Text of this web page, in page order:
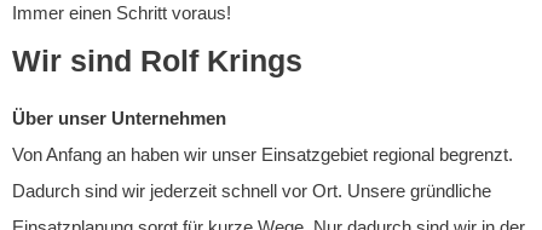
Immer einen Schritt voraus!
Wir sind Rolf Krings
Über unser Unternehmen
Von Anfang an haben wir unser Einsatzgebiet regional begrenzt.
Dadurch sind wir jederzeit schnell vor Ort. Unsere gründliche